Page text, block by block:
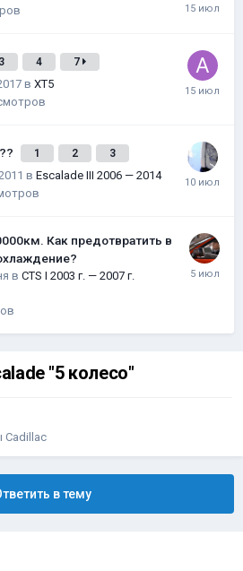
3 4 7
в XT5
1 2 3
в Escalade III 2006 — 2014
Как предотвратить в
в CTS I 2003 г. — 2007 г.
"5 колесо"
Cadillac
в тему